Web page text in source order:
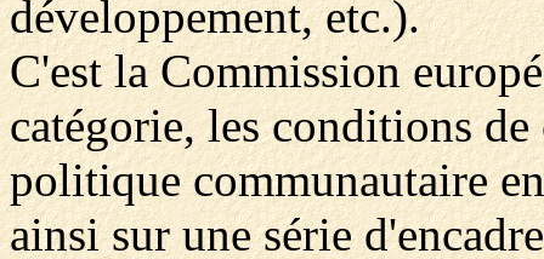
développement, etc.).
C'est la Commission
catégorie, les conditions
politique communautaire
ainsi sur une série